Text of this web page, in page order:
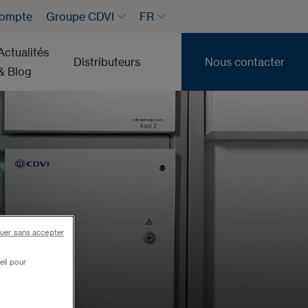
Groupe CDVI
FR
Blog
Distributeurs Nous contacter
pour
sans accepter